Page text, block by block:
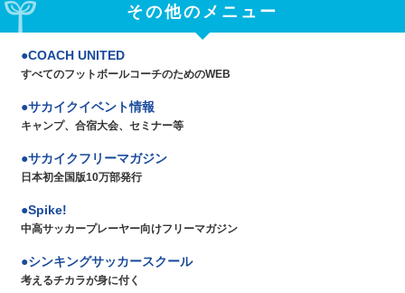
その他のメニュー
COACH UNITED
すべてのフットボールコーチのためのWEB
サカイクイベント情報
キャンプ、合宿大会、セミナー等
サカイクフリーマガジン
日本初全国版10万部発行
Spike!
中高サッカープレーヤー向けフリーマガジン
シンキングサッカースクール
考えるチカラが身に付く